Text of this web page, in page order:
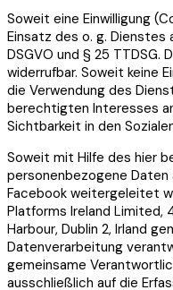
Soweit eine Einwilligung
Einsatz des o. g. Dienstes
DSGVO und § 25 TTDSG.
widerrufbar. Soweit keine
die Verwendung des
berechtigten Interesses
Sichtbarkeit in den
Soweit mit Hilfe des hier
personenbezogene
Facebook weitergeleitet
Platforms Ireland Limited,
Harbour, Dublin 2, Irland
Datenverarbeitung
gemeinsame
ausschließlich auf die